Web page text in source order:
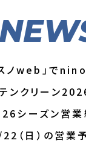
ノweb」で
ンクリーン
シーズン営業
（日）の営業